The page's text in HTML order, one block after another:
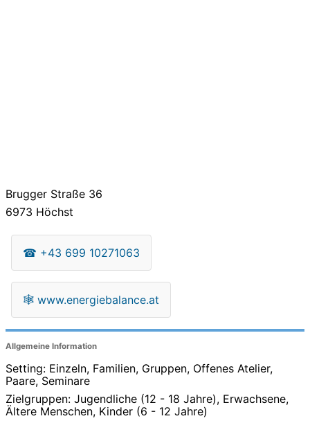
Brugger Straße 36
6973 Höchst
☎ +43 699 10271063
🕸 www.energiebalance.at
Allgemeine Information
Setting: Einzeln, Familien, Gruppen, Offenes Atelier,
Paare, Seminare
Zielgruppen: Jugendliche (12 - 18 Jahre), Erwachsene,
Ältere Menschen, Kinder (6 - 12 Jahre)